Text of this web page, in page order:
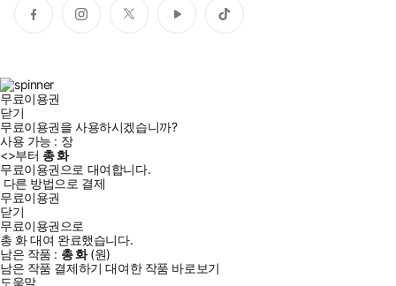
페
이
인
스
트
위
유
튜
틱
톡
무료이용권
닫기
무료이용권을 사용하시겠습니까?
사용 가능 : 장
<>부터 총화
무료이용권으로 대여합니다.
다른 방법으로 결제
무료이용권
닫기
무료이용권으로
총 화대여 완료했습니다.
남은 작품 : 총화(원)
남은 작품 결제하기 대여한 작품 바로보기
도움말